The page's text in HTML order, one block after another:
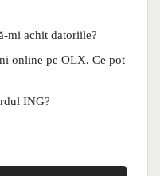
mi achit datoriile?
online pe OLX. Ce pot
ING?